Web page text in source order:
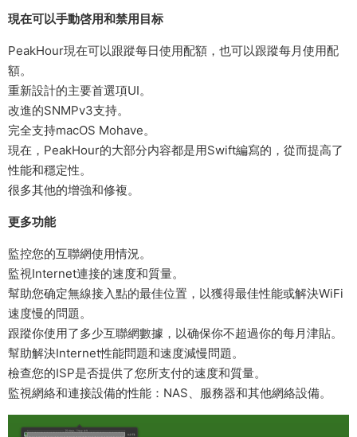
現在可以手動啓用和禁用目标
PeakHour現在可以跟蹤每日使用配額，也可以跟蹤每月使用配
額。
重新設計的主要首選項UI。
改進的SNMPv3支持。
完全支持macOS Mohave。
現在，PeakHour的大部分内容都是用Swift編寫的，從而提高了
性能和穩定性。
很多其他的增強和修複。
更多功能
監控您的互聯網使用情況。
監視Internet連接的速度和質量。
幫助您确定無線接入點的最佳位置，以獲得最佳性能或解決WiFi
速度慢的問題。
跟蹤你使用了多少互聯網數據，以确保你不超過你的每月津貼。
幫助解決Internet性能問題和速度減慢問題。
檢查您的ISP是否提供了您所支付的速度和質量。
監視網絡和連接設備的性能：NAS、服務器和其他網絡設備。